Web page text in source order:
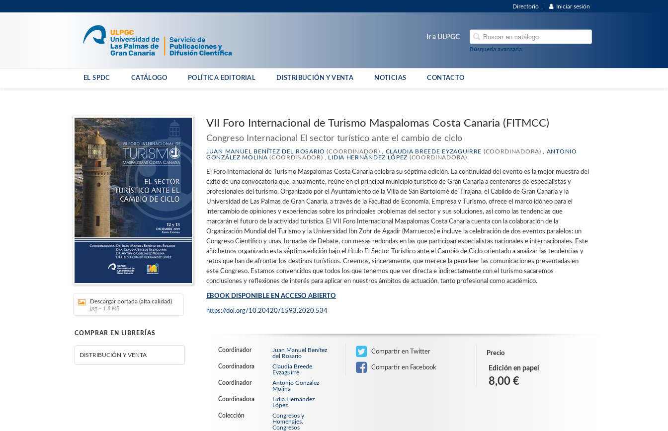
Directorio Iniciar sesión
Búsqueda avanzada
Ir a ULPGC
EL SPDC CATÁLOGO POLÍTICA EDITORIAL DISTRIBUCIÓN Y VENTA NOTICIAS CONTACTO
Descargar portada (alta calidad)
jpg ~ 1.8 MB
COMPRAR EN LIBRERÍAS
DISTRIBUCIÓN Y VENTA
VII Foro Internacional de Turismo Maspalomas Costa Canaria (FITMCC)
Congreso Internacional El sector turístico ante el cambio de ciclo
JUAN MANUEL BENÍTEZ DEL ROSARIO (COORDINADOR) , CLAUDIA BREEDE EYZAGUIRRE (COORDINADORA) , ANTONIO
GONZÁLEZ MOLINA (COORDINADOR) , LIDIA HERNÁNDEZ LÓPEZ (COORDINADORA)
El Foro Internacional de Turismo Maspalomas Costa Canaria celebra su séptima edición. La continuidad del evento es la mejor muestra del
éxito de una convocatoria que, anualmente, reúne en el principal municipio turístico de Gran Canaria a centenares de especialistas y
profesionales del turismo. Organizado por el Ayuntamiento de la Villa de San Bartolomé de Tirajana, el Cabildo de Gran Canaria y la
Universidad de Las Palmas de Gran Canaria, a través de la Facultad de Economía, Empresa y Turismo, ofrece el marco idóneo para el
intercambio de opiniones y experiencias sobre los principales problemas del sector y sus soluciones, así como las tendencias que
marcarán el futuro de la actividad turística. El VII Foro Internacional Maspalomas Costa Canaria cuenta con la colaboración de la
Organización Mundial del Turismo y la Universidad Ibn Zohr de Agadir (Marruecos) e incluye la celebración de dos eventos paralelos: un
Congreso Científico y unas Jornadas de Debate, con mesas redondas en las que participan especialistas nacionales e internacionales. Este
año hemos organizado esta séptima edición bajo el título El Sector Turístico ante el Cambio de Ciclo orientado a analizar las tendencias y
retos que han de afrontar los destinos turísticos. Creemos, sinceramente, que merece la pena leer las comunicaciones presentadas en
este Congreso. Estamos convencidos que todos los que tenemos que ver directa e indirectamente con el turismo sacaremos
conclusiones y reflexiones de interés para aplicar en nuestros ámbitos de actuación, tanto profesional como académico.
EBOOK DISPONIBLE EN ACCESO ABIERTO
https://doi.org/10.20420/1593.2020.534
Coordinador
Juan Manuel Benítez
del Rosario
Coordinadora
Claudia Breede
Eyzaguirre
Coordinador
Antonio González
Molina
Coordinadora
Lidia Hernández
López
Colección
Congresos y
Homenajes.
Congresos
Compartir en Twitter
Compartir en Facebook
Precio
Edición en papel
8,00 €